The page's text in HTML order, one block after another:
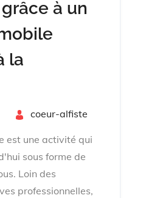
à un
la
coeur-alfiste
est une activité qui
sous forme de
Loin des
professionnelles,